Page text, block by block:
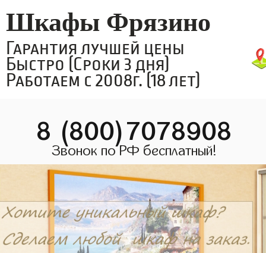
Шкафы Фрязино
Гарантия лучшей цены
Быстро (Сроки 3 дня)
Работаем с 2008г. (18 лет)
8 (800)7078908
Звонок по РФ бесплатный!